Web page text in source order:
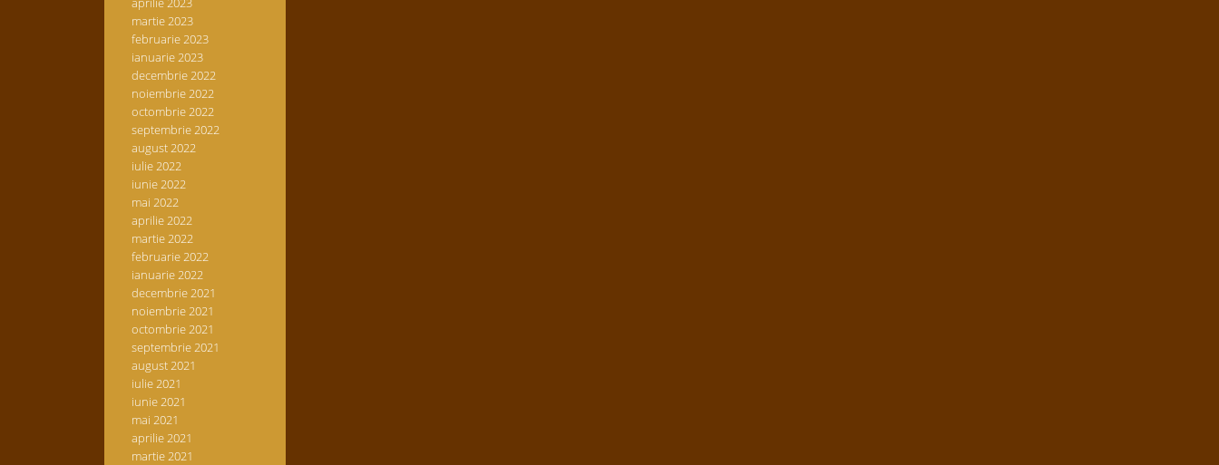
martie 2023
februarie 2023
ianuarie 2023
decembrie 2022
noiembrie 2022
octombrie 2022
septembrie 2022
august 2022
iulie 2022
iunie 2022
mai 2022
aprilie 2022
martie 2022
februarie 2022
ianuarie 2022
decembrie 2021
noiembrie 2021
octombrie 2021
septembrie 2021
august 2021
iulie 2021
iunie 2021
mai 2021
aprilie 2021
martie 2021